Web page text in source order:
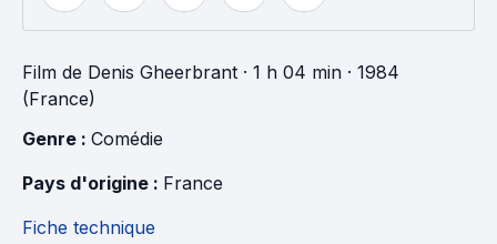
Film de Denis Gheerbrant · 1 h 04 min · 1984
(France)
Genre : Comédie
Pays d'origine : France
Fiche technique